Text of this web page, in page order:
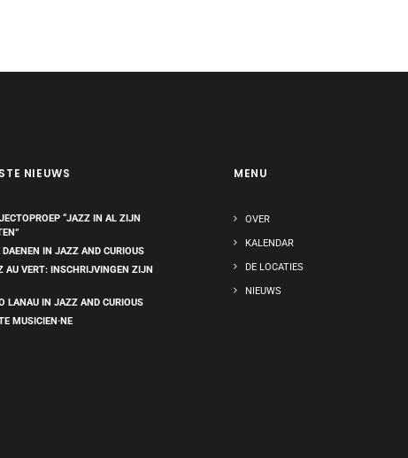
NIEUWS
“JAZZ IN AL ZIJN
DAENEN IN JAZZ AND CURIOUS
AU VERT: INSCHRIJVINGEN ZIJN
LANAU IN JAZZ AND CURIOUS
MUSICIEN·NE
MENU
OVER
KALENDAR
DE LOCATIES
NIEUWS